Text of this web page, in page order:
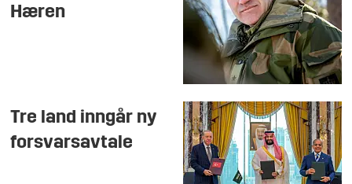
Hæren
Tre land inngår ny
forsvarsavtale